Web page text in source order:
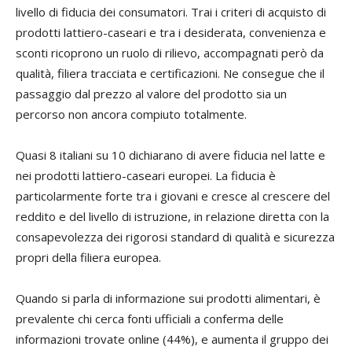
livello di fiducia dei consumatori. Trai i criteri di acquisto di
prodotti lattiero-caseari e tra i desiderata, convenienza e
sconti ricoprono un ruolo di rilievo, accompagnati però da
qualità, filiera tracciata e certificazioni. Ne consegue che il
passaggio dal prezzo al valore del prodotto sia un
percorso non ancora compiuto totalmente.
Quasi 8 italiani su 10 dichiarano di avere fiducia nel latte e
nei prodotti lattiero-caseari europei. La fiducia è
particolarmente forte tra i giovani e cresce al crescere del
reddito e del livello di istruzione, in relazione diretta con la
consapevolezza dei rigorosi standard di qualità e sicurezza
propri della filiera europea.
Quando si parla di informazione sui prodotti alimentari, è
prevalente chi cerca fonti ufficiali a conferma delle
informazioni trovate online (44%), e aumenta il gruppo dei